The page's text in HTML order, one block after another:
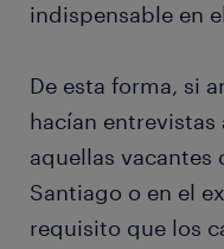
indispensable en
De esta forma, si
hacían
aquellas vacantes
Santiago o en el
requisito que los